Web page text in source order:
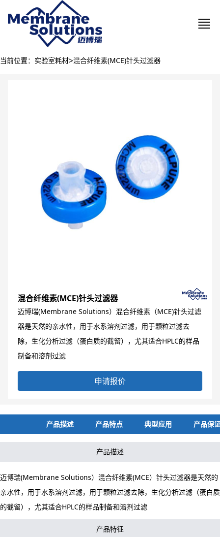
当前位置： 实验室耗材>混合纤维素(MCE)针头过滤器
混合纤维素(MCE)针头过滤器
迈博瑞(Membrane Solutions）混合纤维素（MCE)针头过滤
器是天然的亲水性，用于水系溶剂过滤，用于颗粒过滤去
除，生化分析过滤（蛋白质的截留），尤其适合HPLC的样品
制备和溶剂过滤
申请报价
产品描述 产品特点 典型应用 产品保
产品描述
迈博瑞(Membrane Solutions） 混合纤维素(MCE）针头过滤器是天然的
亲水性，用于水系溶剂过滤，用于颗粒过滤去除，生化分析过滤（蛋白质
的截留），尤其适合HPLC的样品制备和溶剂过滤
产品特征